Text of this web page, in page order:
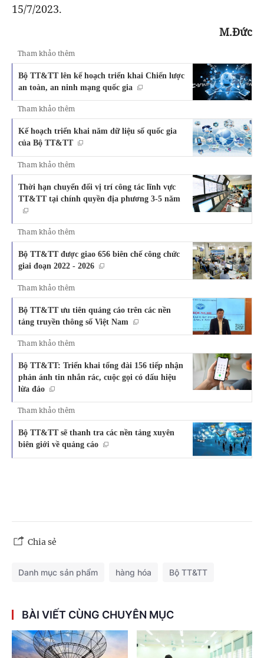
15/7/2023.
M.Đức
Tham khảo thêm
Bộ TT&TT lên kế hoạch triển khai Chiến lược
an toàn, an ninh mạng quốc gia
Tham khảo thêm
Kế hoạch triển khai năm dữ liệu số quốc gia
của Bộ TT&TT
Tham khảo thêm
Thời hạn chuyển đổi vị trí công tác lĩnh vực
TT&TT tại chính quyền địa phương 3-5 năm
Tham khảo thêm
Bộ TT&TT được giao 656 biên chế công chức
giai đoạn 2022 - 2026
Tham khảo thêm
Bộ TT&TT ưu tiên quảng cáo trên các nền
tảng truyền thông số Việt Nam
Tham khảo thêm
Bộ TT&TT: Triển khai tổng đài 156 tiếp nhận
phản ánh tin nhắn rác, cuộc gọi có dấu hiệu
lừa đảo
Tham khảo thêm
Bộ TT&TT sẽ thanh tra các nền tảng xuyên
biên giới về quảng cáo
Chia sẻ
Danh mục sản phẩm hàng hóa Bộ TT&TT
BÀI VIẾT CÙNG CHUYÊN MỤC